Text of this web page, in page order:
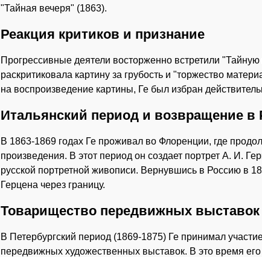
"Тайная вечеря" (1863).
Реакция критиков и признание
Прогрессивные деятели восторженно встретили
раскритиковала картину за грубость и "торжество
на воспроизведение картины, Ге был избран
Итальянский период и возвращение в
В 1863-1869 годах Ге проживал во Флоренции, где
произведения. В этот период он создает портрет А. И.
русской портретной живописи. Вернувшись в Россию в
Герцена через границу.
Товарищество передвижных выставок
В Петербургский период (1869-1875) Ге принимал
передвижных художественных выставок. В это время его